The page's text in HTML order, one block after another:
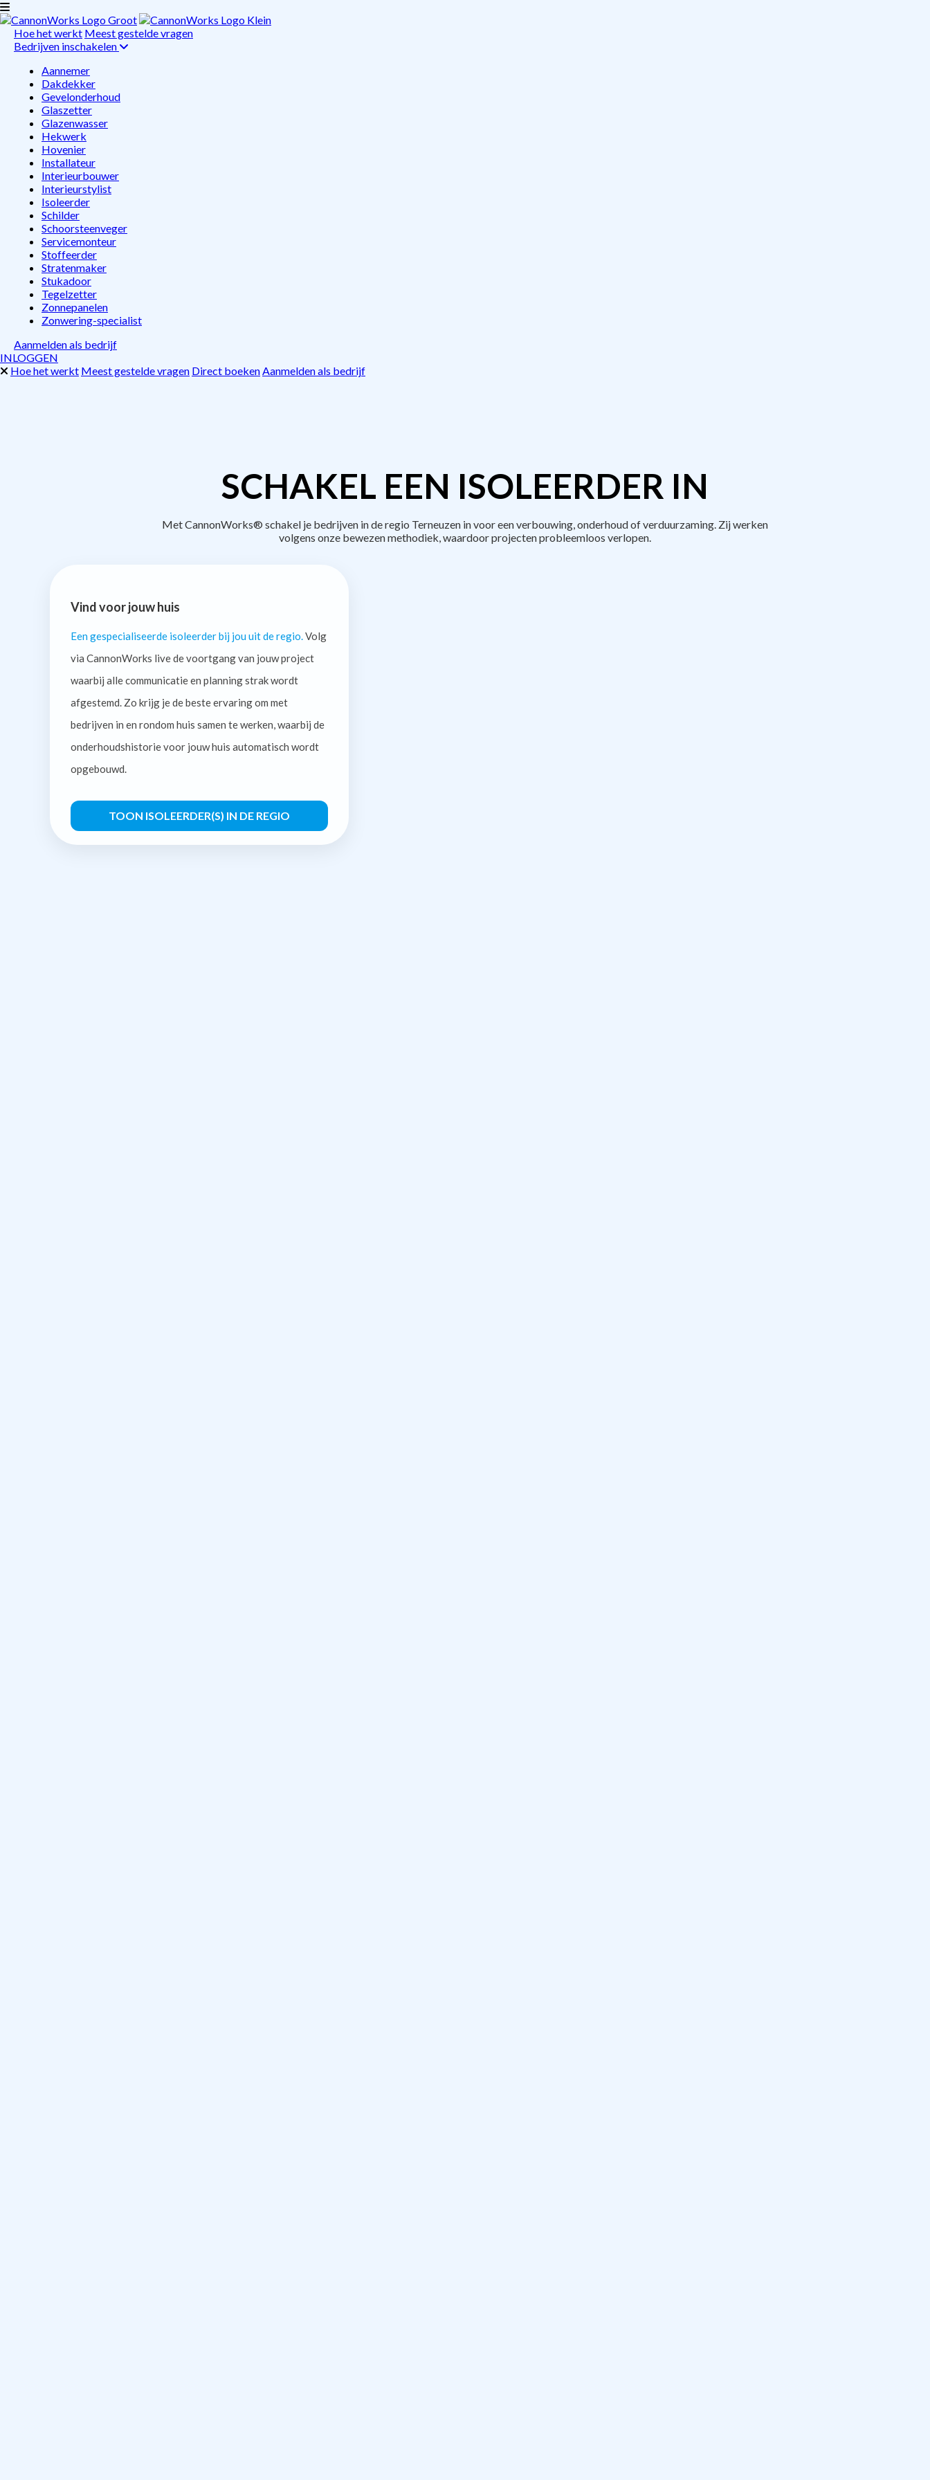
Hoe het werkt Meest gestelde vragen
Bedrijven inschakelen
Aannemer
Dakdekker
Gevelonderhoud
Glaszetter
Glazenwasser
Hekwerk
Hovenier
Installateur
Interieurbouwer
Interieurstylist
Isoleerder
Schilder
Schoorsteenveger
Servicemonteur
Stoffeerder
Stratenmaker
Stukadoor
Tegelzetter
Zonnepanelen
Zonwering-specialist
Aanmelden als bedrijf
INLOGGEN
Hoe het werkt Meest gestelde vragen Direct boekenAanmelden als bedrijf
SCHAKEL EEN ISOLEERDER IN
Met CannonWorks® schakel je bedrijven in de regio Terneuzen in voor een verbouwing, onderhoud of verduurzaming. Zij werken
volgens onze bewezen methodiek, waardoor projecten probleemloos verlopen.
Vind voor jouw huis
Een gespecialiseerde isoleerder bij jou uit de regio. Volg
via CannonWorks live de voortgang van jouw project
waarbij alle communicatie en planning strak wordt
afgestemd. Zo krijg je de beste ervaring om met
bedrijven in en rondom huis samen te werken, waarbij de
onderhoudshistorie voor jouw huis automatisch wordt
opgebouwd.
TOON ISOLEERDER(S) IN DE REGIO